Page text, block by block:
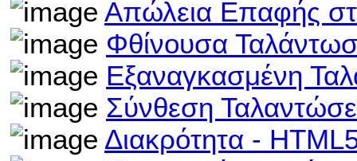
Απώλεια Επαφής
Φθίνουσα
Εξαναγκασμένη
Σύνθεση
Διακρότητα -